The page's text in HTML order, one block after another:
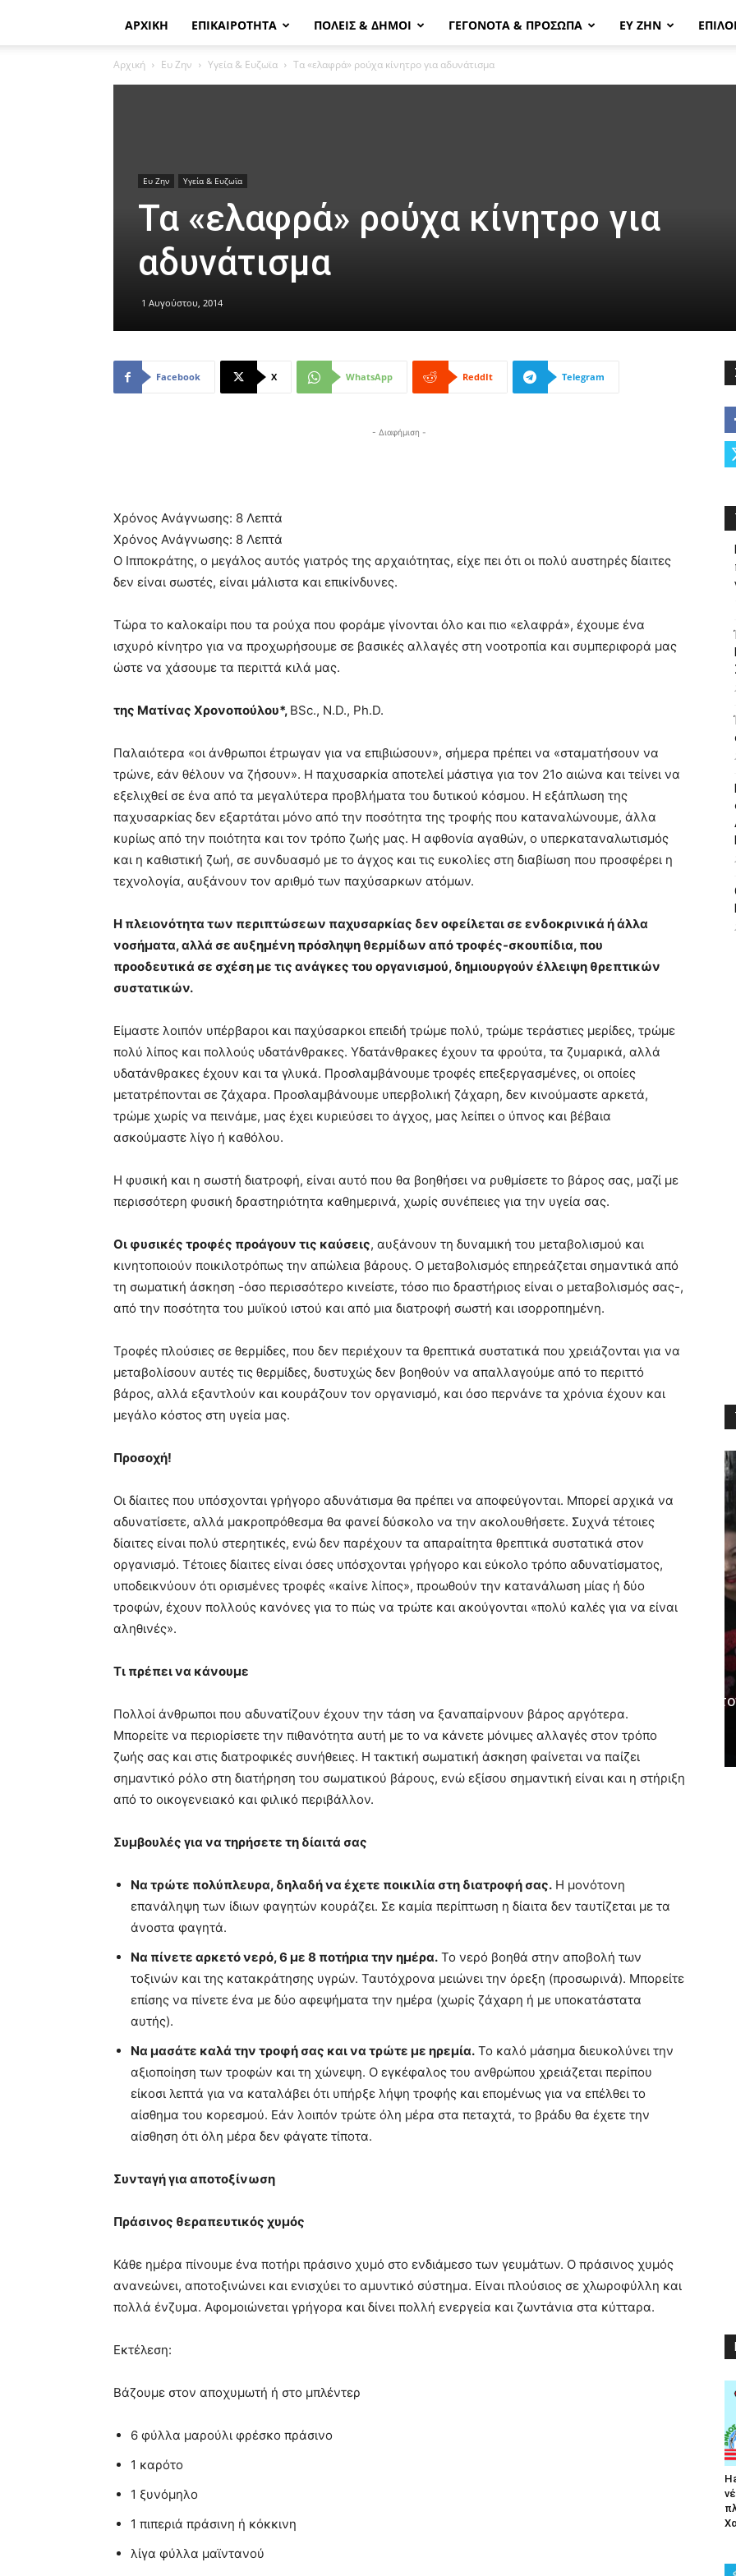
ΑΡΧΙΚΗ ΕΠΙΚΑΙΡΟΤΗΤΑ ΠΟΛΕΙΣ & ΔΗΜΟΙ ΓΕΓΟΝΟΤΑ & ΠΡΟΣΩΠΑ ΕΥ ΖΗΝ
Αρχική Ευ Ζην Υγεία & Ευζωϊα Τα «ελαφρά» ρούχα κίνητρο για αδυνάτισμα
Ευ Ζην Υγεία & Ευζωϊα
Τα «ελαφρά» ρούχα κίνητρο για
αδυνάτισμα
1 Αυγούστου, 2014
Facebook X WhatsApp ReddIt Telegram
- Διαφήμιση -
Χρόνος Ανάγνωσης: 8 Λεπτά
Χρόνος Ανάγνωσης: 8 Λεπτά
Ο Ιπποκράτης, ο μεγάλος αυτός γιατρός της αρχαιότητας, είχε πει ότι οι πολύ αυστηρές δίαιτες
δεν είναι σωστές, είναι μάλιστα και επικίνδυνες.
Τώρα το καλοκαίρι που τα ρούχα που φοράμε γίνονται όλο και πιο «ελαφρά», έχουμε ένα
ισχυρό κίνητρο για να προχωρήσουμε σε βασικές αλλαγές στη νοοτροπία και συμπεριφορά μας
ώστε να χάσουμε τα περιττά κιλά μας.
της Ματίνας Χρονοπούλου*, BSc., N.D., Ph.D.
Παλαιότερα «οι άνθρωποι έτρωγαν για να επιβιώσουν», σήμερα πρέπει να «σταματήσουν να
τρώνε, εάν θέλουν να ζήσουν». Η παχυσαρκία αποτελεί μάστιγα για τον 21ο αιώνα και τείνει να
εξελιχθεί σε ένα από τα μεγαλύτερα προβλήματα του δυτικού κόσμου. Η εξάπλωση της
παχυσαρκίας δεν εξαρτάται μόνο από την ποσότητα της τροφής που καταναλώνουμε, άλλα
κυρίως από την ποιότητα και τον τρόπο ζωής μας. Η αφθονία αγαθών, ο υπερκαταναλωτισμός
και η καθιστική ζωή, σε συνδυασμό με το άγχος και τις ευκολίες στη διαβίωση που προσφέρει η
τεχνολογία, αυξάνουν τον αριθμό των παχύσαρκων ατόμων.
Η πλειονότητα των περιπτώσεων παχυσαρκίας δεν οφείλεται σε ενδοκρινικά ή άλλα
νοσήματα, αλλά σε αυξημένη πρόσληψη θερμίδων από τροφές-σκουπίδια, που
προοδευτικά σε σχέση με τις ανάγκες του οργανισμού, δημιουργούν έλλειψη θρεπτικών
συστατικών.
Είμαστε λοιπόν υπέρβαροι και παχύσαρκοι επειδή τρώμε πολύ, τρώμε τεράστιες μερίδες, τρώμε
πολύ λίπος και πολλούς υδατάνθρακες. Υδατάνθρακες έχουν τα φρούτα, τα ζυμαρικά, αλλά
υδατάνθρακες έχουν και τα γλυκά. Προσλαμβάνουμε τροφές επεξεργασμένες, οι οποίες
μετατρέπονται σε ζάχαρα. Προσλαμβάνουμε υπερβολική ζάχαρη, δεν κινούμαστε αρκετά,
τρώμε χωρίς να πεινάμε, μας έχει κυριεύσει το άγχος, μας λείπει ο ύπνος και βέβαια
ασκούμαστε λίγο ή καθόλου.
Η φυσική και η σωστή διατροφή, είναι αυτό που θα βοηθήσει να ρυθμίσετε το βάρος σας, μαζί με
περισσότερη φυσική δραστηριότητα καθημερινά, χωρίς συνέπειες για την υγεία σας.
Οι φυσικές τροφές προάγουν τις καύσεις, αυξάνουν τη δυναμική του μεταβολισμού και
κινητοποιούν ποικιλοτρόπως την απώλεια βάρους. Ο μεταβολισμός επηρεάζεται σημαντικά από
τη σωματική άσκηση -όσο περισσότερο κινείστε, τόσο πιο δραστήριος είναι ο μεταβολισμός σας-,
από την ποσότητα του μυϊκού ιστού και από μια διατροφή σωστή και ισορροπημένη.
Τροφές πλούσιες σε θερμίδες, που δεν περιέχουν τα θρεπτικά συστατικά που χρειάζονται για να
μεταβολίσουν αυτές τις θερμίδες, δυστυχώς δεν βοηθούν να απαλλαγούμε από το περιττό
βάρος, αλλά εξαντλούν και κουράζουν τον οργανισμό, και όσο περνάνε τα χρόνια έχουν και
μεγάλο κόστος στη υγεία μας.
Προσοχή!
Οι δίαιτες που υπόσχονται γρήγορο αδυνάτισμα θα πρέπει να αποφεύγονται. Μπορεί αρχικά να
αδυνατίσετε, αλλά μακροπρόθεσμα θα φανεί δύσκολο να την ακολουθήσετε. Συχνά τέτοιες
δίαιτες είναι πολύ στερητικές, ενώ δεν παρέχουν τα απαραίτητα θρεπτικά συστατικά στον
οργανισμό. Τέτοιες δίαιτες είναι όσες υπόσχονται γρήγορο και εύκολο τρόπο αδυνατίσματος,
υποδεικνύουν ότι ορισμένες τροφές «καίνε λίπος», προωθούν την κατανάλωση μίας ή δύο
τροφών, έχουν πολλούς κανόνες για το πώς να τρώτε και ακούγονται «πολύ καλές για να είναι
αληθινές».
Τι πρέπει να κάνουμε
Πολλοί άνθρωποι που αδυνατίζουν έχουν την τάση να ξαναπαίρνουν βάρος αργότερα.
Μπορείτε να περιορίσετε την πιθανότητα αυτή με το να κάνετε μόνιμες αλλαγές στον τρόπο
ζωής σας και στις διατροφικές συνήθειες. Η τακτική σωματική άσκηση φαίνεται να παίζει
σημαντικό ρόλο στη διατήρηση του σωματικού βάρους, ενώ εξίσου σημαντική είναι και η στήριξη
από το οικογενειακό και φιλικό περιβάλλον.
Συμβουλές για να τηρήσετε τη δίαιτά σας
Να τρώτε πολύπλευρα, δηλαδή να έχετε ποικιλία στη διατροφή σας. Η μονότονη
επανάληψη των ίδιων φαγητών κουράζει. Σε καμία περίπτωση η δίαιτα δεν ταυτίζεται με τα
άνοστα φαγητά.
Να πίνετε αρκετό νερό, 6 με 8 ποτήρια την ημέρα. Το νερό βοηθά στην αποβολή των
τοξινών και της κατακράτησης υγρών. Ταυτόχρονα μειώνει την όρεξη (προσωρινά). Μπορείτε
επίσης να πίνετε ένα με δύο αφεψήματα την ημέρα (χωρίς ζάχαρη ή με υποκατάστατα
αυτής).
Να μασάτε καλά την τροφή σας και να τρώτε με ηρεμία. Το καλό μάσημα διευκολύνει την
αξιοποίηση των τροφών και τη χώνεψη. Ο εγκέφαλος του ανθρώπου χρειάζεται περίπου
είκοσι λεπτά για να καταλάβει ότι υπήρξε λήψη τροφής και επομένως για να επέλθει το
αίσθημα του κορεσμού. Εάν λοιπόν τρώτε όλη μέρα στα πεταχτά, το βράδυ θα έχετε την
αίσθηση ότι όλη μέρα δεν φάγατε τίποτα.
Συνταγή για αποτοξίνωση
Πράσινος θεραπευτικός χυμός
Κάθε ημέρα πίνουμε ένα ποτήρι πράσινο χυμό στο ενδιάμεσο των γευμάτων. Ο πράσινος χυμός
ανανεώνει, αποτοξινώνει και ενισχύει το αμυντικό σύστημα. Είναι πλούσιος σε χλωροφύλλη και
πολλά ένζυμα. Αφομοιώνεται γρήγορα και δίνει πολλή ενεργεία και ζωντάνια στα κύτταρα.
Εκτέλεση:
Βάζουμε στον αποχυμωτή ή στο μπλέντερ
6 φύλλα μαρούλι φρέσκο πράσινο
1 καρότο
1 ξυνόμηλο
1 πιπεριά πράσινη ή κόκκινη
λίγα φύλλα μαϊντανού
Η τουριστική
-
Έτοιμες οι πρώτες βίλλες στον
σκάφη στη νέα Μαρίνα
AtticaCoast, Συντακτική Ομάδα A.V. -
18 Μαρτίου, 2024
Αλιμο σε China Town
AtticaCoast, Συντακτική Ομάδα A.V. -
4 Μαρτίου, 2024